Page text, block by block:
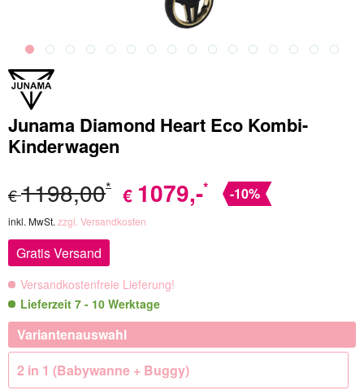
Junama Diamond Heart Eco Kombi-
Kinderwagen
€1198,00* € 1079,-* -10%
inkl. MwSt. zzgl. Versandkosten
Gratis Versand
Versandkostenfreie Lieferung!
Lieferzeit 7 - 10 Werktage
Variantenauswahl
2 in 1 (Babywanne + Buggy)